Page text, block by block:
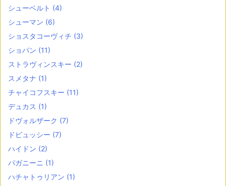
シューベルト (4)
シューマン (6)
ショスタコーヴィチ (3)
ショパン (11)
ストラヴィンスキー (2)
スメタナ (1)
チャイコフスキー (11)
デュカス (1)
ドヴォルザーク (7)
ドビュッシー (7)
ハイドン (2)
パガニーニ (1)
ハチャトゥリアン (1)